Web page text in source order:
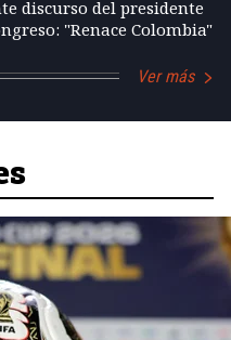
discurso del presidente
"Renace Colombia"
Ver más